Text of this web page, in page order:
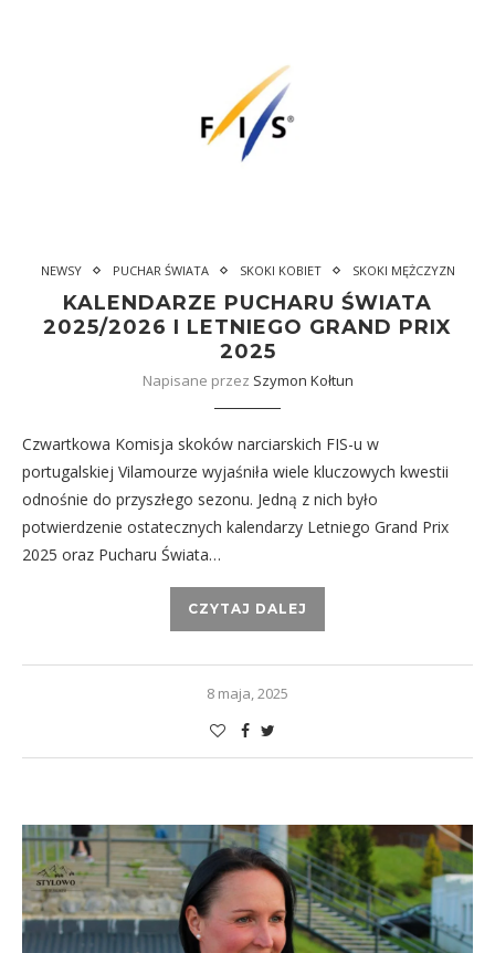
NEWSY PUCHAR ŚWIATA SKOKI KOBIET SKOKI MĘŻCZYZN
KALENDARZE PUCHARU ŚWIATA
2025/2026 I LETNIEGO GRAND PRIX
2025
Napisane przez Szymon Kołtun
Czwartkowa Komisja skoków narciarskich FIS-u w
portugalskiej Vilamourze wyjaśniła wiele kluczowych kwestii
odnośnie do przyszłego sezonu. Jedną z nich było
potwierdzenie ostatecznych kalendarzy Letniego Grand Prix
2025 oraz Pucharu Świata…
CZYTAJ DALEJ
8 maja, 2025